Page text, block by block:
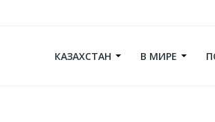
КАЗАХСТАН В МИРЕ